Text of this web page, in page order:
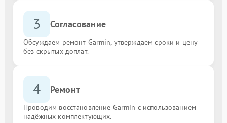
3 Согласование
Обсуждаем ремонт Garmin, утверждаем сроки и цену
без скрытых доплат.
4 Ремонт
Проводим восстановление Garmin с использованием
надёжных комплектующих.